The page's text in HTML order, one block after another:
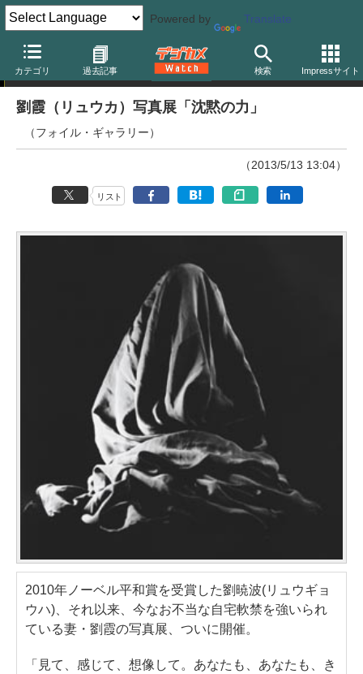
Powered by Translate
カテゴリ 過去記事 検索 Impressサイト
ニュース
劉霞（リュウカ）写真展「沈黙の力」
（フォイル・ギャラリー）
（2013/5/13 13:04）
リスト
2010年ノーベル平和賞を受賞した劉暁波(リュウギョ
ウハ)、それ以来、今なお不当な自宅軟禁を強いられ
ている妻・劉霞の写真展、ついに開催。
「見て、感じて、想像して。あなたも、あなたも、き